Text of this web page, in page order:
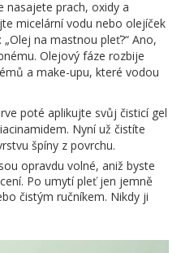
nasajete prach, oxidy a
micelární vodu nebo olejíček
na mastnou pleť?“ Ano,
Olejový fáze rozbije
a make-upu, které vodou
poté aplikujte svůj čisticí gel
Nyní už čistíte
špíny z povrchu.
opravdu volné, aniž byste
Po umytí pleť jen jemně
čistým ručníkem. Nikdy ji